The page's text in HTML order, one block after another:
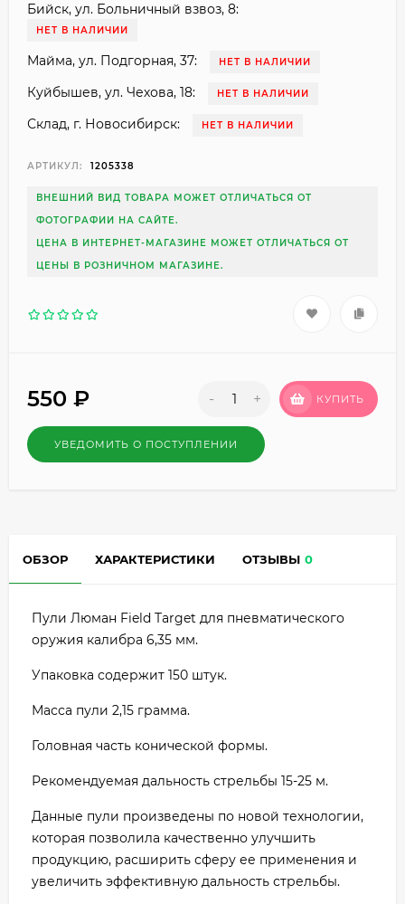
Бийск, ул. Больничный взвоз, 8:
НЕТ В НАЛИЧИИ
Майма, ул. Подгорная, 37: НЕТ В НАЛИЧИИ
Куйбышев, ул. Чехова, 18: НЕТ В НАЛИЧИИ
Склад, г. Новосибирск: НЕТ В НАЛИЧИИ
АРТИКУЛ: 1205338
ВНЕШНИЙ ВИД ТОВАРА МОЖЕТ ОТЛИЧАТЬСЯ ОТ
ФОТОГРАФИИ НА САЙТЕ.
ЦЕНА В ИНТЕРНЕТ-МАГАЗИНЕ МОЖЕТ ОТЛИЧАТЬСЯ ОТ
ЦЕНЫ В РОЗНИЧНОМ МАГАЗИНЕ.
550 ₽ - + КУПИТЬ
УВЕДОМИТЬ О ПОСТУПЛЕНИИ
ОБЗОР ХАРАКТЕРИСТИКИ ОТЗЫВЫ 0
Пули Люман Field Target для пневматического
оружия калибра 6,35 мм.
Упаковка содержит 150 штук.
Масса пули 2,15 грамма.
Головная часть конической формы.
Рекомендуемая дальность стрельбы 15-25 м.
Данные пули произведены по новой технологии,
которая позволила качественно улучшить
продукцию, расширить сферу ее применения и
увеличить эффективную дальность стрельбы.